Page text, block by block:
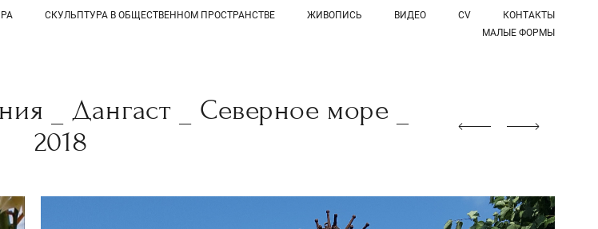
СКУЛЬПТУРА В ОБЩЕСТВЕННОМ ПРОСТРАНСТВЕ ЖИВОПИСЬ ВИДЕО CV
КОНТАКТЫ
МАЛЫЕ ФОРМЫ
_ Дангаст _ Северное море _
2018